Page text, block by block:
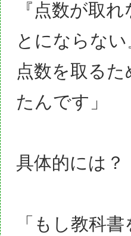
『点数が取
とにならな
点数を取る
たんです」
具体的には？
「もし教科